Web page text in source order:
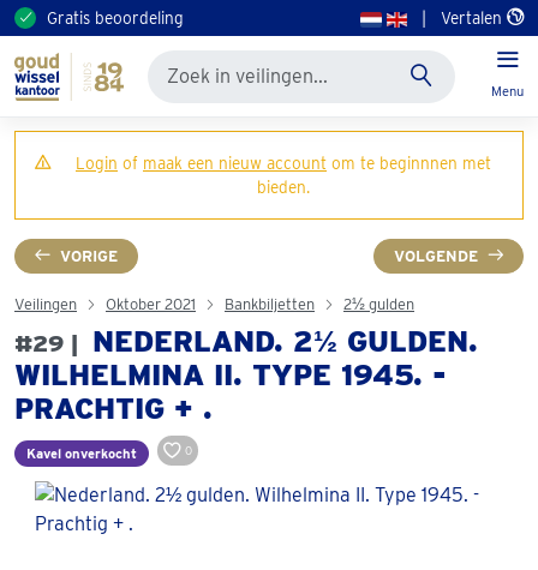
Gratis beoordeling Vertalen
Menu
Login of maak een nieuw account om te beginnnen met
bieden.
VORIGE VOLGENDE
Veilingen Oktober 2021 Bankbiljetten 2½ gulden
#29 |
NEDERLAND. 2½ GULDEN.
WILHELMINA II. TYPE 1945. -
PRACHTIG + .
Kavel onverkocht 0